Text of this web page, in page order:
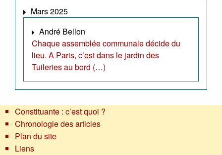
Mars 2025
André Bellon
Chaque assemblée communale décide du
lieu. A Paris, c’est dans le jardin des
Tuileries au bord (…)
Constituante : c’est quoi ?
Chronologie des articles
Plan du site
Liens